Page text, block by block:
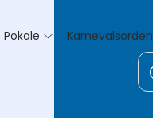
Pokale Karnevalsorden